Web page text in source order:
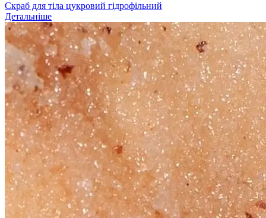
Скраб для тіла цукровий гідрофільний
Детальніше